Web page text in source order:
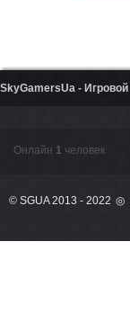
SkyGamersUa -
Онлайн 1 человек
© SGUA 2013 - 2022